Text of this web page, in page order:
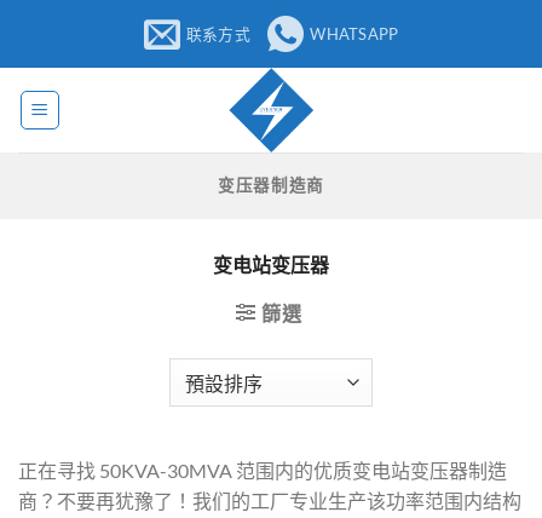
内
联系方式 WHATSAPP
变压器制造商
变电站变压器
篩選
正在寻找 50KVA-30MVA 范围内的优质变电站变压器制造
商？不要再犹豫了！我们的工厂专业生产该功率范围内结构